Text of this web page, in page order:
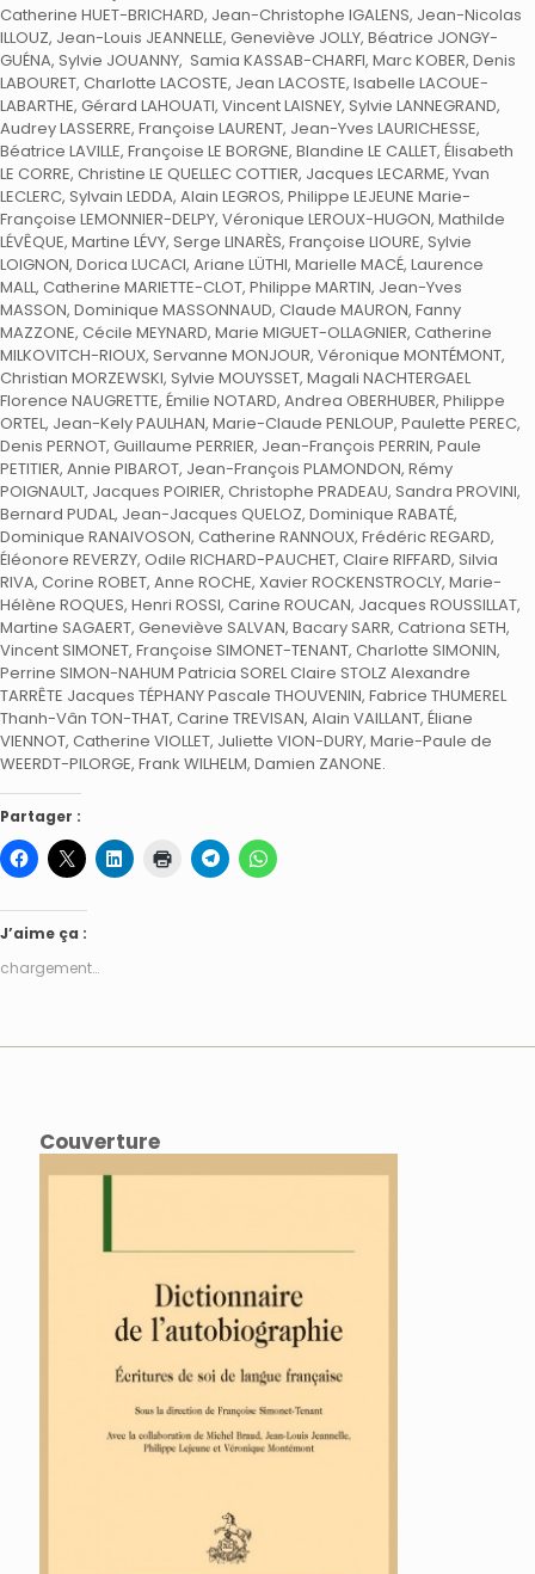
Catherine HUET-BRICHARD, Jean-Christophe IGALENS, Jean-Nicolas
ILLOUZ, Jean-Louis JEANNELLE, Geneviève JOLLY, Béatrice JONGY-
GUÉNA, Sylvie JOUANNY, Samia KASSAB-CHARFI, Marc KOBER, Denis
LABOURET, Charlotte LACOSTE, Jean LACOSTE, Isabelle LACOUE-
LABARTHE, Gérard LAHOUATI, Vincent LAISNEY, Sylvie LANNEGRAND,
Audrey LASSERRE, Françoise LAURENT, Jean-Yves LAURICHESSE,
Béatrice LAVILLE, Françoise LE BORGNE, Blandine LE CALLET, Élisabeth
LE CORRE, Christine LE QUELLEC COTTIER, Jacques LECARME, Yvan
LECLERC, Sylvain LEDDA, Alain LEGROS, Philippe LEJEUNE Marie-
Françoise LEMONNIER-DELPY, Véronique LEROUX-HUGON, Mathilde
LÉVÊQUE, Martine LÉVY, Serge LINARÈS, Françoise LIOURE, Sylvie
LOIGNON, Dorica LUCACI, Ariane LÜTHI, Marielle MACÉ, Laurence
MALL, Catherine MARIETTE-CLOT, Philippe MARTIN, Jean-Yves
MASSON, Dominique MASSONNAUD, Claude MAURON, Fanny
MAZZONE, Cécile MEYNARD, Marie MIGUET-OLLAGNIER, Catherine
MILKOVITCH-RIOUX, Servanne MONJOUR, Véronique MONTÉMONT,
Christian MORZEWSKI, Sylvie MOUYSSET, Magali NACHTERGAEL
Florence NAUGRETTE, Émilie NOTARD, Andrea OBERHUBER, Philippe
ORTEL, Jean-Kely PAULHAN, Marie-Claude PENLOUP, Paulette PEREC,
Denis PERNOT, Guillaume PERRIER, Jean-François PERRIN, Paule
PETITIER, Annie PIBAROT, Jean-François PLAMONDON, Rémy
POIGNAULT, Jacques POIRIER, Christophe PRADEAU, Sandra PROVINI,
Bernard PUDAL, Jean-Jacques QUELOZ, Dominique RABATÉ,
Dominique RANAIVOSON, Catherine RANNOUX, Frédéric REGARD,
Éléonore REVERZY, Odile RICHARD-PAUCHET, Claire RIFFARD, Silvia
RIVA, Corine ROBET, Anne ROCHE, Xavier ROCKENSTROCLY, Marie-
Hélène ROQUES, Henri ROSSI, Carine ROUCAN, Jacques ROUSSILLAT,
Martine SAGAERT, Geneviève SALVAN, Bacary SARR, Catriona SETH,
Vincent SIMONET, Françoise SIMONET-TENANT, Charlotte SIMONIN,
Perrine SIMON-NAHUM Patricia SOREL Claire STOLZ Alexandre
TARRÊTE Jacques TÉPHANY Pascale THOUVENIN, Fabrice THUMEREL
Thanh-Vân TON-THAT, Carine TREVISAN, Alain VAILLANT, Éliane
VIENNOT, Catherine VIOLLET, Juliette VION-DURY, Marie-Paule de
WEERDT-PILORGE, Frank WILHELM, Damien ZANONE.
Partager :
J’aime ça :
chargement…
Couverture